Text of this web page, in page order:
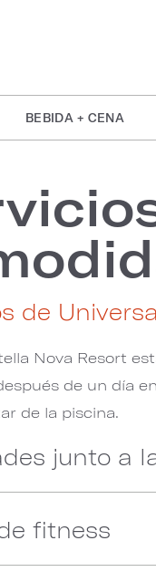
BEBIDA + CENA
de
Nova Resort
de un día
de la piscina.
junto a
fitness